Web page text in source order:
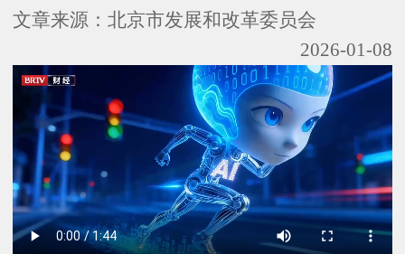
文章来源： 北京市发展和改革委员会
2026-01-08